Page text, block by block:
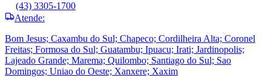
(43) 3305-1700
Atende:
Bom Jesus; Caxambu do Sul; Chapeco; Cordilheira Alta; Coronel
Freitas; Formosa do Sul; Guatambu; Ipuacu; Irati; Jardinopolis;
Lajeado Grande; Marema; Quilombo; Santiago do Sul; Sao
Domingos; Uniao do Oeste; Xanxere; Xaxim